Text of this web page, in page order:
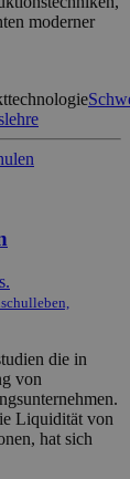
moderner
die in
von
Liquidität von
hat sich